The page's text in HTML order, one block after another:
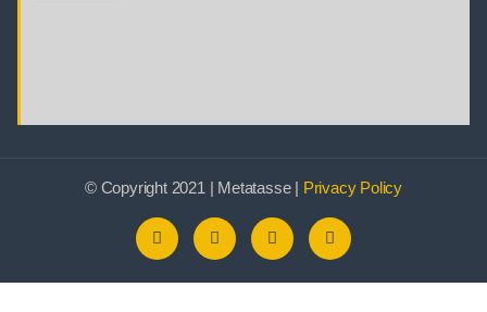
© Copyright 2021 | Metatasse | Privacy Policy